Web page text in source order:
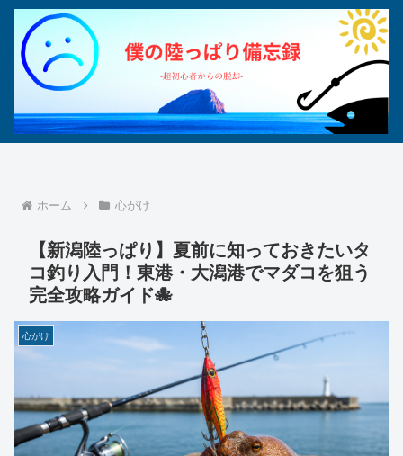
ホーム 心がけ
【新潟陸っぱり】夏前に知っておきたいタ
コ釣り入門！東港・大潟港でマダコを狙う
完全攻略ガイド🐙
心がけ